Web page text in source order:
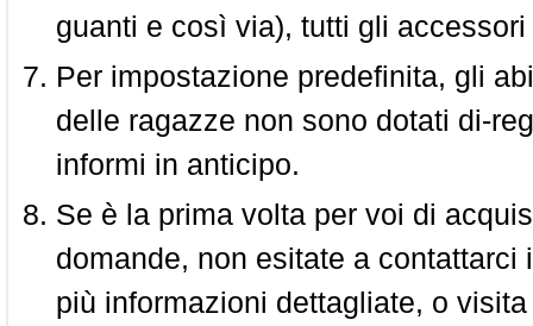
guanti e così via), tutti gli
Per impostazione predefinita, gli
delle ragazze non sono dotati di-
informi in anticipo.
Se è la prima volta per voi di
domande, non esitate a
più informazioni dettagliate, o